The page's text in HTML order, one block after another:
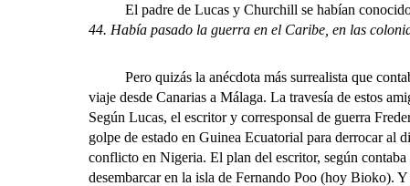
El padre de Lucas y Churchill se habían conocido
44. Había pasado la guerra en el Caribe, en las
Pero quizás la anécdota más surrealista que
viaje desde Canarias a Málaga. La travesía de estos
Según Lucas, el escritor y corresponsal de guerra
golpe de estado en Guinea Ecuatorial para derrocar al
conflicto en Nigeria. El plan del escritor, según
desembarcar en la isla de Fernando Poo (hoy Bioko).